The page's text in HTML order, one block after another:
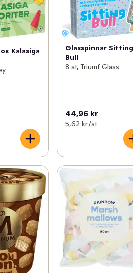
Kalasiga
Glasspinnar Sitting
Bull
8 st, Triumf Glass
44,96 kr
5,62 kr /st